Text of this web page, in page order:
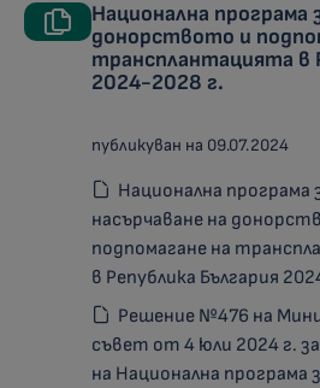
Национална програма
донорството и
трансплантацията в
2024-2028 г.
публикуван на 09.07.2024
Национална програма
насърчаване на
подпомагане на
в Република България
Решение №476 на
съвет от 4 юли 2024 г.
на Национална програма